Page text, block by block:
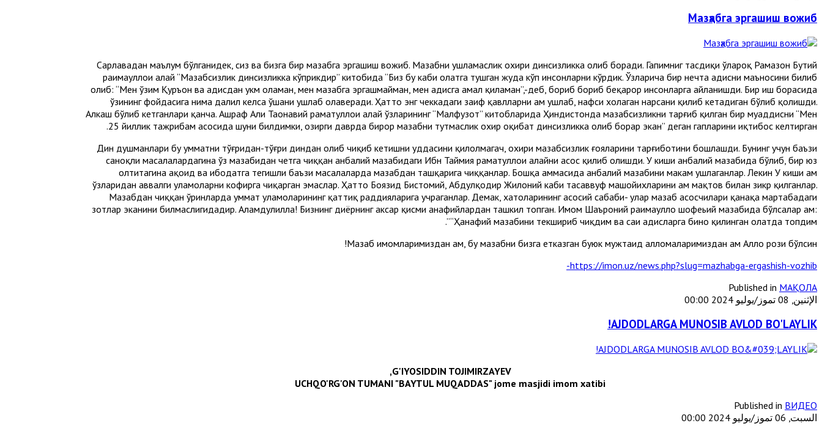
Мазҳабга эргашиш вожиб
Сарлавҳадан маълум бўлганидек, сиз ва бизга бир мазҳабга эргашиш вожиб. Мазҳабни ушламаслик охири динсизликка олиб боради. Гапимниг тасдиқи ўлароқ Рамазон Бутий
раҳимаҳуллоҳи алайҳ “Мазҳабсизлик динсизликка кўприкдир” китобида “Биз бу каби ҳолатга тушган жуда кўп инсонларни кўрдик. Ўзларича бир нечта ҳадисни маъносини билиб
олиб: “Мен ўзим Қуръон ва ҳадисдан ҳукм оламан, мен мазҳабга эргашмайман, мен ҳадисга амал қиламан”,-деб, бориб бориб беқарор инсонларга айланишди. Бир иш борасида
ўзининг фойдасига нима далил келса ўшани ушлаб олаверади. Ҳатто энг чеккадаги заиф қавлларни ҳам ушлаб, нафси хоҳлаган нарсани қилиб кетадиган бўлиб қолишди.
Алкаш бўлиб кетганлари қанча. Ашраф Али Таҳонавий раҳматуллоҳи алайҳ ўзларининг “Малфузот” китобларида Ҳиндистонда мазҳабсизликни тарғиб қилган бир муҳаддисни “Мен
25 йиллик тажрибам асосида шуни билдимки, ҳозирги даврда бирор мазҳабни тутмаслик охир оқибат динсизликка олиб борар экан” деган гапларини иқтибос келтирган.
Дин душманлари бу умматни тўғридан-тўғри диндан олиб чиқиб кетишни уддасини қилолмагач, охири мазҳабсизлик ғояларини тарғиботини бошлашди. Бунинг учун баъзи
саноқли масалалардагина ўз мазҳабидан четга чиққан ҳанбалий мазҳабидаги Ибн Таймия раҳматуллоҳи алайҳни асос қилиб олишди. У киши ҳанбалий мазҳабида бўлиб, бир юз
олтитагина ақоид ва ибодатга тегишли баъзи масалаларда мазҳабдан ташқарига чиққанлар. Бошқа ҳаммасида ҳанбалий мазҳабини маҳкам ушлаганлар. Лекин У киши ҳам
ўзларидан аввалги уламоларни кофирга чиқарган эмаслар. Ҳатто Боязид Бистомий, Абдулқодир Жилоний каби тасаввуф машойихларини ҳам мақтов билан зикр қилганлар.
Мазҳабдан чиққан ўринларда уммат уламоларининг қаттиқ раддияларига учраганлар. Демак, хатоларининг асосий сабаби- улар мазҳаб асосчилари қанақа мартабадаги
зотлар эканини билмаслигидадир. Алҳамдулиллаҳ! Бизнинг диёрнинг аксар қисми ҳанафийлардан ташкил топган. Имом Шаъроний раҳимаҳуллоҳ шофеьий мазҳабида бўлсалар ҳам:
“Ҳанафий мазҳабини текшириб чиқдим ва саҳиҳ ҳадисларга бино қилинган ҳолатда топдим”.
Мазҳаб имомларимиздан ҳам, бу мазҳабни бизга етказган буюк мужтаҳид алломаларимиздан ҳам Аллоҳ рози бўлсин!
https://imon.uz/news.php?slug=mazhabga-ergashish-vozhib-
Published in МАҚОЛА
الإثنين, 08 تموز/يوليو 2024 00:00
AJDODLARGA MUNOSIB AVLOD BO'LAYLIK!
G'IYOSIDDIN TOJIMIRZAYEV,
UCHQO'RG'ON TUMANI "BAYTUL MUQADDAS" jome masjidi imom xatibi
Published in ВИДЕО
السبت, 06 تموز/يوليو 2024 00:00